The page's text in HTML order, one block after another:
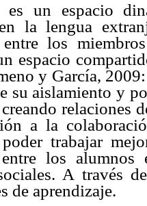
es un espacio
la lengua
entre los
espacio
y García,
su aislamiento y
relaciones
a la
trabajar
los
A través
de aprendizaje.